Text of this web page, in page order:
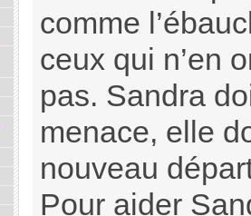
comme
ceux qui n’en
pas. Sandra
menace, elle
nouveau
Pour aider